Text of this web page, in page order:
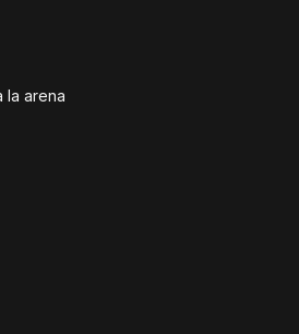
la arena